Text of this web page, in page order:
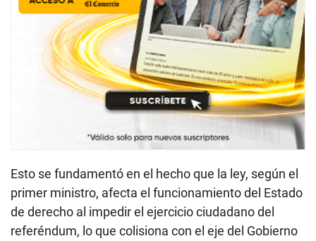
Esto se fundamentó en el hecho que la ley, según el
primer ministro, afecta el funcionamiento del Estado
de derecho al impedir el ejercicio ciudadano del
referéndum, lo que colisiona con el eje del Gobierno